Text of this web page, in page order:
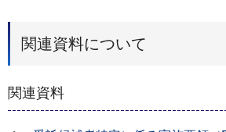
関連資料について
関連資料